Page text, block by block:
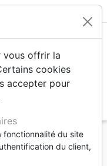
1
vous offrir la
cookies
accepter pour
fonctionnalité du site
du client,